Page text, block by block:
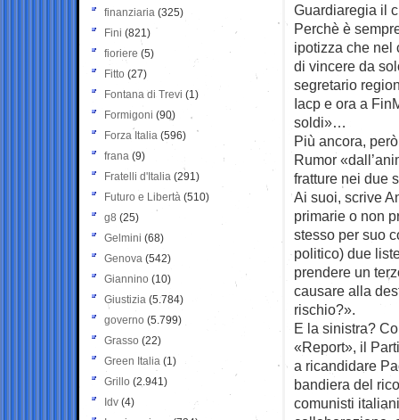
Guardiaregia il
Perchè è
ipotizza che nel
di vincere da
segretario
Iacp e ora a
soldi»…
Più ancora,
Rumor
fratture nei due
Ai suoi, scrive
primarie o non
stesso per suo
politico) due
prendere un
causare alla
rischio?».
E la sinistra?
«Report», il
a ricandidare
bandiera del
comunisti
finanziaria (325)
Fini (821)
fioriere (5)
Fitto (27)
Fontana di Trevi (1)
Formigoni (90)
Forza Italia (596)
frana (9)
Fratelli d'Italia (291)
Futuro e Libertà (510)
g8 (25)
Gelmini (68)
Genova (542)
Giannino (10)
Giustizia (5.784)
governo (5.799)
Grasso (22)
Green Italia (1)
Grillo (2.941)
Idv (4)